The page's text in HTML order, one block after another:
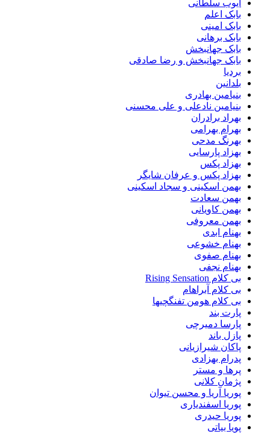
ایوب سلطانی
بابک اعلم
بابک امینی
بابک برهانی
بابک جهانبخش
بابک جهانبخش و رضا صادقی
بردیا
بلدانین
بنیامین بهادری
بنیامین نادعلی و علی محسنی
بهراد برادران
بهرام بهرامی
بهرنگ مدحی
بهزاد پارسایی
بهزاد پکس
بهزاد پکس و عرفان شایگر
بهمن اسکینی و سجاد اسکینی
بهمن سعادت
بهمن کاویانی
بهمن معروفی
بهنام ابدی
بهنام خشوعی
بهنام صفوی
بهنام نجفی
بی کلام Rising Sensation
بی کلام آبراهام
بی کلام هومن تفنگچیها
پارت بند
پارسا دمیرچی
پازل باند
پاکان شیرازیانی
پدرام بهزادی
پرها و مستر
پژمان کلانی
پوریا آریا و محسن تیوان
پوریا اسفندیاری
پوریا حیدری
پویا بیاتی